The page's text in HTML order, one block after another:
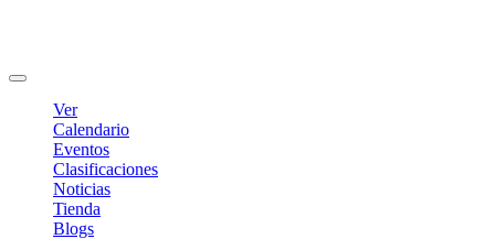
Ver
Calendario
Eventos
Clasificaciones
Noticias
Tienda
Blogs